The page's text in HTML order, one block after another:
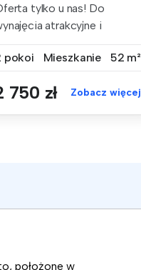
tylko u nas! Do
atrakcyjne i
pokoi
Mieszkanie 52 m²
750 zł Zobacz więcej
położone w